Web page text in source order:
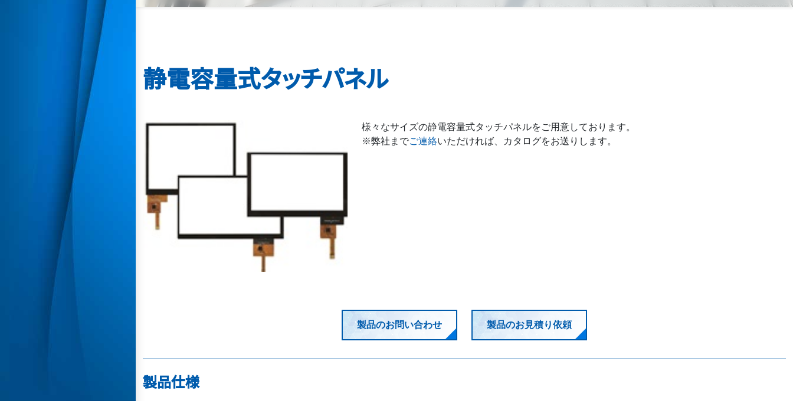
静電容量式タッチパネル
様々なサイズの静電容量式タッチパネルをご用意しております。
※弊社までご連絡いただければ、カタログをお送りします。
製品のお問い合わせ 製品のお見積り依頼
製品仕様